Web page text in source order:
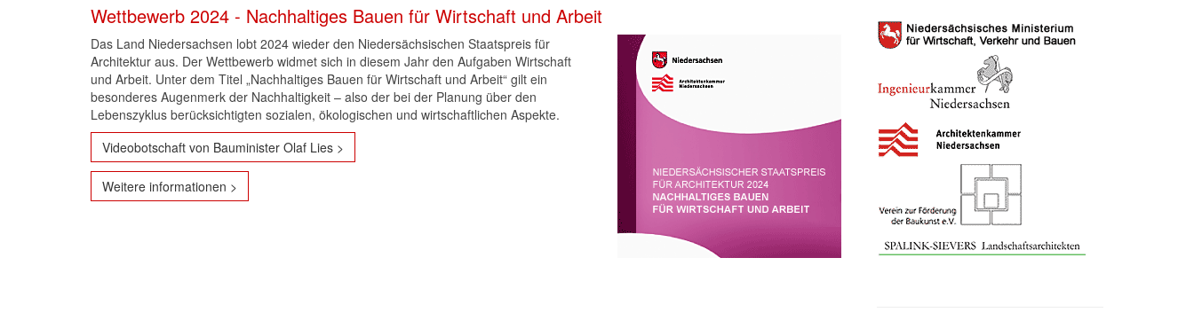
Wettbewerb 2024 - Nachhaltiges Bauen für Wirtschaft und Arbeit
Das Land Niedersachsen lobt 2024 wieder den Niedersächsischen Staatspreis für
Architektur aus. Der Wettbewerb widmet sich in diesem Jahr den Aufgaben Wirtschaft
und Arbeit. Unter dem Titel „Nachhaltiges Bauen für Wirtschaft und Arbeit“ gilt ein
besonderes Augenmerk der Nachhaltigkeit – also der bei der Planung über den
Lebenszyklus berücksichtigten sozialen, ökologischen und wirtschaftlichen Aspekte.
Videobotschaft von Bauminister Olaf Lies >
Weitere informationen >